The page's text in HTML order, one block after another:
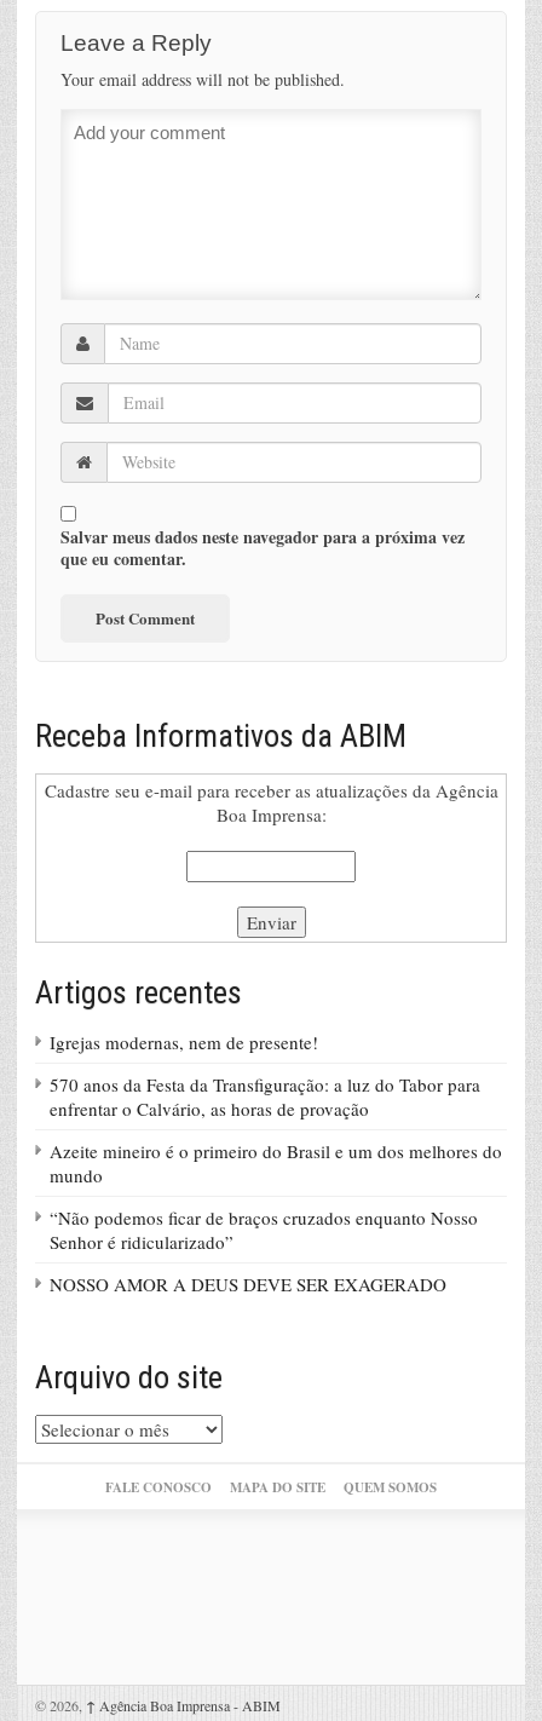
Leave a Reply
Your email address will not be published.
Salvar meus dados neste navegador para a próxima vez
que eu comentar.
Receba Informativos da ABIM
Cadastre seu e-mail para receber as atualizações da Agência
Boa Imprensa:
Artigos recentes
Igrejas modernas, nem de presente!
570 anos da Festa da Transfiguração: a luz do Tabor para
enfrentar o Calvário, as horas de provação
Azeite mineiro é o primeiro do Brasil e um dos melhores do
mundo
“Não podemos ficar de braços cruzados enquanto Nosso
Senhor é ridicularizado”
NOSSO AMOR A DEUS DEVE SER EXAGERADO
Arquivo do site
Arquivo
do
FALE CONOSCO MAPA DO SITE QUEM SOMOS
© 2026, ↑ Agência Boa Imprensa - ABIM